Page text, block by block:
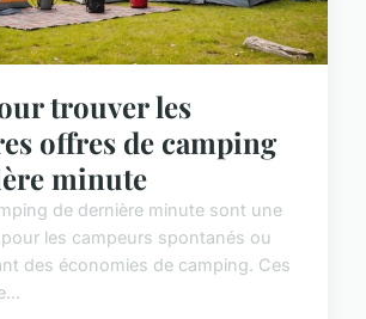
trouver les
offres de camping
minute
de dernière minute sont une
les campeurs spontanés ou
des économies de camping. Ces